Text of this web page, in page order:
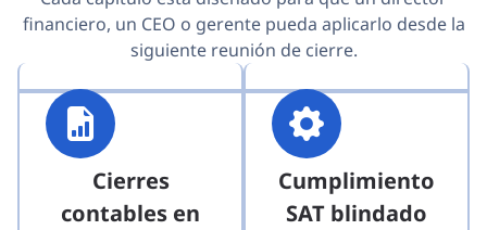
financiero, un CEO o gerente pueda aplicarlo desde la
siguiente reunión de cierre.
Cierres
contables en
Cumplimiento
SAT blindado